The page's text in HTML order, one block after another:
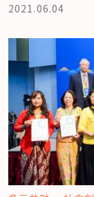
2021.06.04